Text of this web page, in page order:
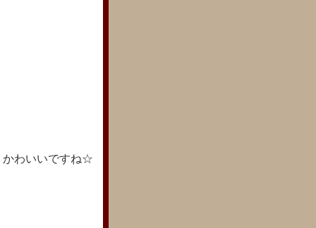
かわいいですね☆